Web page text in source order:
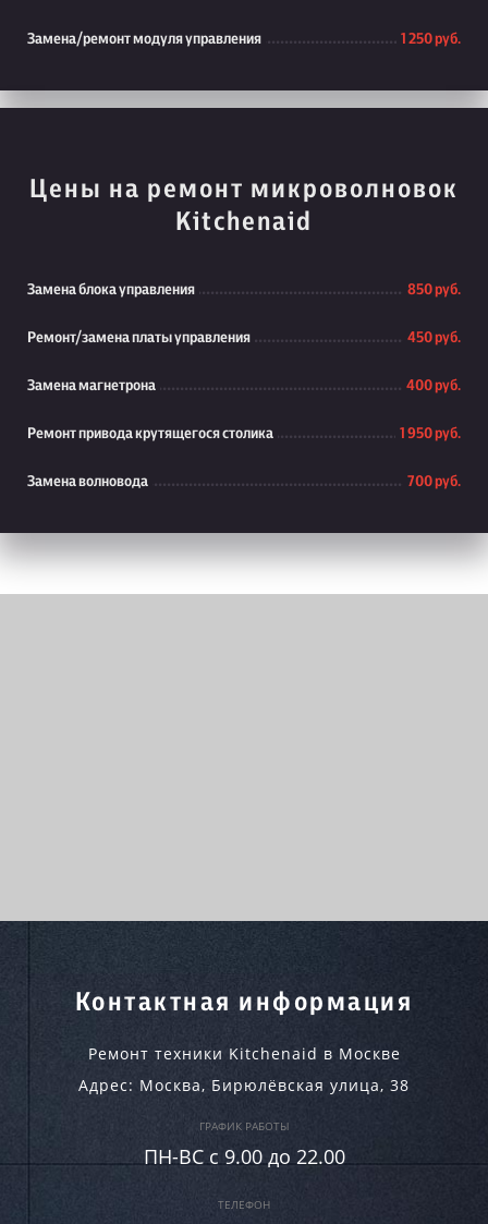
Замена/ремонт модуля управления 1 250 руб.
Цены на ремонт микроволновок
Kitchenaid
Замена блока управления 850 руб.
Ремонт/замена платы управления 450 руб.
Замена магнетрона 400 руб.
Ремонт привода крутящегося столика 1 950 руб.
Замена волновода 700 руб.
Контактная информация
Ремонт техники Kitchenaid в Москве
Адрес: Москва, Бирюлёвская улица, 38
ГРАФИК РАБОТЫ
ПН-ВC c 9.00 до 22.00
ТЕЛЕФОН